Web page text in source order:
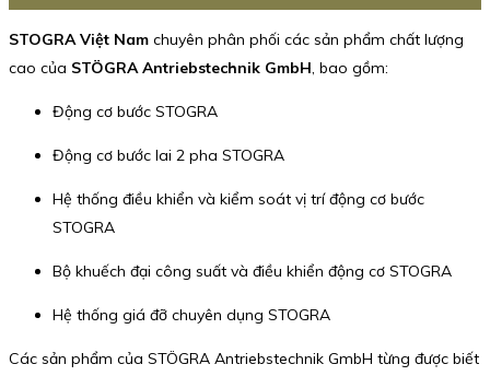
STOGRA Việt Nam chuyên phân phối các sản phẩm chất lượng
cao của STÖGRA Antriebstechnik GmbH, bao gồm:
Động cơ bước STOGRA
Động cơ bước lai 2 pha STOGRA
Hệ thống điều khiển và kiểm soát vị trí động cơ bước
STOGRA
Bộ khuếch đại công suất và điều khiển động cơ STOGRA
Hệ thống giá đỡ chuyên dụng STOGRA
Các sản phẩm của STÖGRA Antriebstechnik GmbH từng được biết